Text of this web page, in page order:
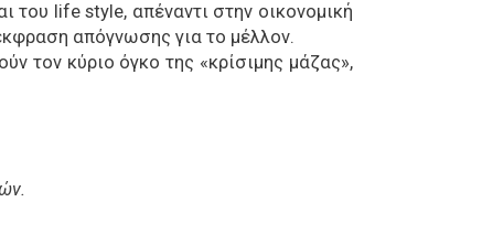
του life style, απέναντι στην οικονομική
απόγνωσης για το μέλλον.
τον κύριο όγκο της «κρίσιμης μάζας»,